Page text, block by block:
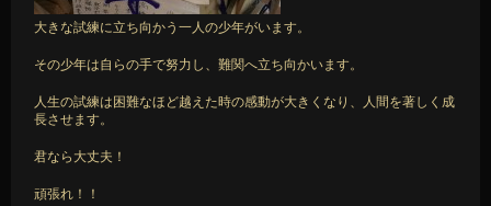
大きな試練に立ち向かう一人の少年がいます。
その少年は自らの手で努力し、難関へ立ち向かいます。
人生の試練は困難なほど越えた時の感動が大きくなり、人間を著しく成
長させます。
君なら大丈夫！
頑張れ！！